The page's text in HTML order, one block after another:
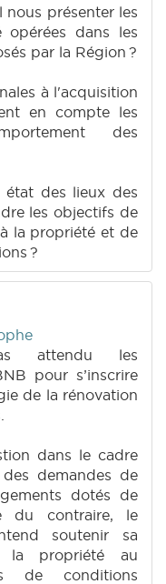
présenter les
dans les
par la Région ?
à l'acquisition
en compte les
des
des lieux des
les objectifs de
la propriété et de
?
attendu les
pour s’inscrire
de la rénovation
dans le cadre
demandes de
dotés de
du contraire, le
soutenir sa
la propriété au
de conditions